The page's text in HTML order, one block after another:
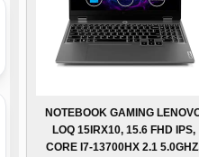
NOTEBOOK GAMING
LOQ 15IRX10, 15.6 FHD IPS,
CORE I7-13700HX 2.1